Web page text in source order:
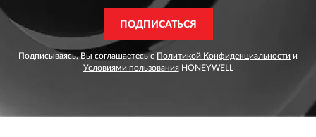
ПОДПИСАТЬСЯ
Подписываясь, Вы соглашаетесь с Политикой Конфиденциальности и
Условиями пользованияHONEYWELL